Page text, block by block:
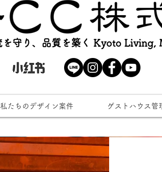
を守り、品質を築く Kyoto
私たちのデザイン案件 ゲストハウス管